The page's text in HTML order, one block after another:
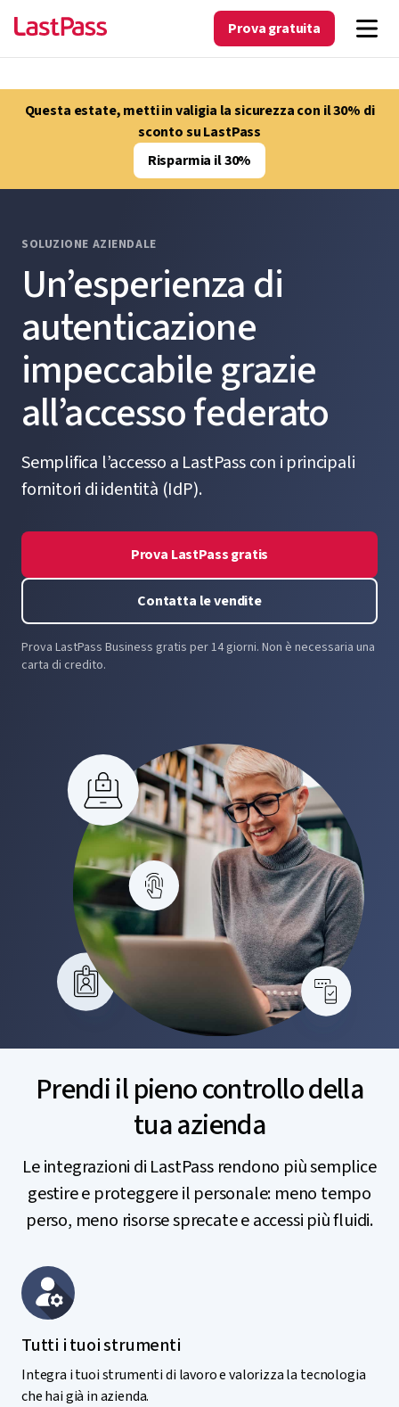
Prova gratuita
Questa estate, metti in valigia la sicurezza con il 30% di
sconto su LastPass
Risparmia il 30%
SOLUZIONE AZIENDALE
Un’esperienza di
autenticazione
impeccabile grazie
all’accesso federato
Semplifica l’accesso a LastPass con i principali
fornitori di identità (IdP).
Prova LastPass gratis
Contatta le vendite
Prova LastPass Business gratis per 14 giorni. Non è necessaria una
carta di credito.
Prendi il pieno controllo della
tua azienda
Le integrazioni di LastPass rendono più semplice
gestire e proteggere il personale: meno tempo
perso, meno risorse sprecate e accessi più fluidi.
Tutti i tuoi strumenti
Integra i tuoi strumenti di lavoro e valorizza la tecnologia
che hai già in azienda.